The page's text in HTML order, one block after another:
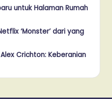
untuk Halaman Rumah
‘Monster’ dari yang
Alex Crichton: Keberanian